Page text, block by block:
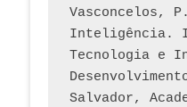
Vasconcelos,
Inteligência.
Tecnologia e
Salvador,